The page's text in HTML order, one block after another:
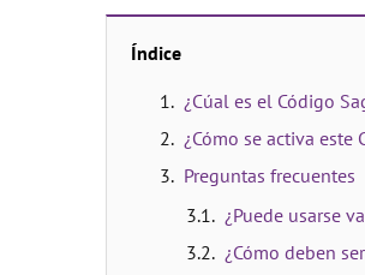
Índice
¿Cúal es el Código
¿Cómo se activa este
Preguntas frecuentes
¿Puede usarse
¿Cómo deben